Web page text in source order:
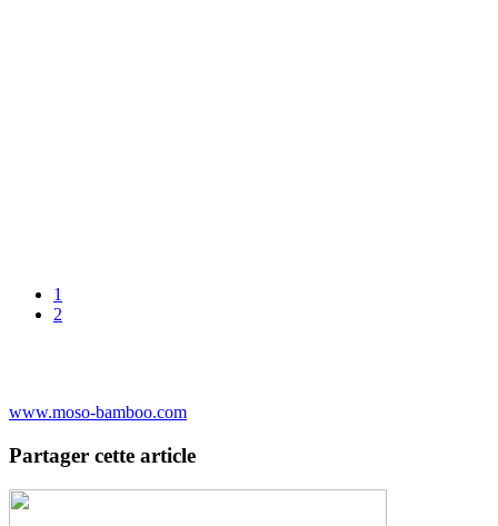
1
2
www.moso-bamboo.com
Partager cette article